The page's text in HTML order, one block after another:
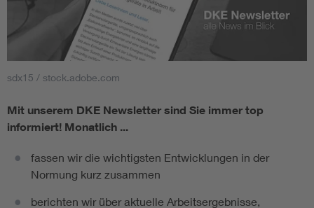
sdx15 / stock.adobe.com
Mit unserem DKE Newsletter sind Sie immer top
informiert! Monatlich ...
fassen wir die wichtigsten Entwicklungen in der
Normung kurz zusammen
berichten wir über aktuelle Arbeitsergebnisse,